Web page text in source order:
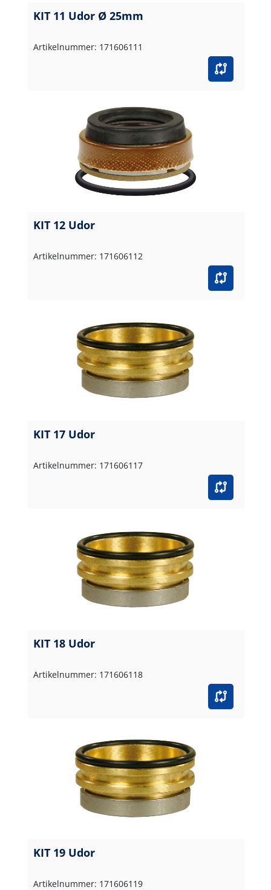
KIT 11 Udor Ø 25mm
Artikelnummer: 171606111
KIT 12 Udor
Artikelnummer: 171606112
KIT 17 Udor
Artikelnummer: 171606117
KIT 18 Udor
Artikelnummer: 171606118
KIT 19 Udor
Artikelnummer: 171606119